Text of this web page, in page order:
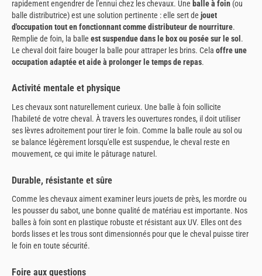
rapidement engendrer de l'ennui chez les chevaux. Une balle à foin (ou
balle distributrice) est une solution pertinente : elle sert de jouet
d'occupation tout en fonctionnant comme distributeur de nourriture.
Remplie de foin, la balle est suspendue dans le box ou posée sur le sol .
Le cheval doit faire bouger la balle pour attraper les brins. Cela offre une
occupation adaptée et aide à prolonger le temps de repas.
Activité mentale et physique
Les chevaux sont naturellement curieux. Une balle à foin sollicite
l'habileté de votre cheval. À travers les ouvertures rondes, il doit utiliser
ses lèvres adroitement pour tirer le foin. Comme la balle roule au sol ou
se balance légèrement lorsqu'elle est suspendue, le cheval reste en
mouvement, ce qui imite le pâturage naturel.
Durable, résistante et sûre
Comme les chevaux aiment examiner leurs jouets de près, les mordre ou
les pousser du sabot, une bonne qualité de matériau est importante. Nos
balles à foin sont en plastique robuste et résistant aux UV. Elles ont des
bords lisses et les trous sont dimensionnés pour que le cheval puisse tirer
le foin en toute sécurité.
Foire aux questions